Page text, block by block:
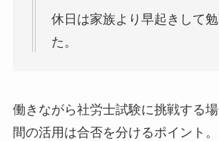
休日は家族より早起きして
た。
働きながら社労士試験に挑戦する
間の活用は合否を分けるポイント。